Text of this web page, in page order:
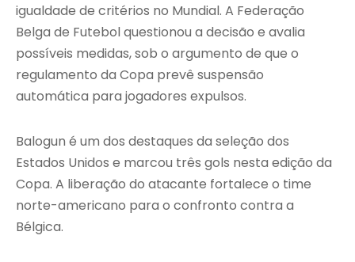
igualdade de critérios no Mundial. A Federação
Belga de Futebol questionou a decisão e avalia
possíveis medidas, sob o argumento de que o
regulamento da Copa prevê suspensão
automática para jogadores expulsos.
Balogun é um dos destaques da seleção dos
Estados Unidos e marcou três gols nesta edição da
Copa. A liberação do atacante fortalece o time
norte-americano para o confronto contra a
Bélgica.